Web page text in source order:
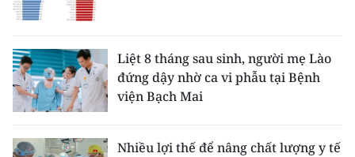
Liệt 8 tháng sau sinh, người mẹ Lào
đứng dậy nhờ ca vi phẫu tại Bệnh
viện Bạch Mai
Nhiều lợi thế để nâng chất lượng y tế